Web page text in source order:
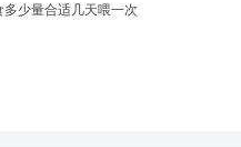
多少量合适几天喂一次